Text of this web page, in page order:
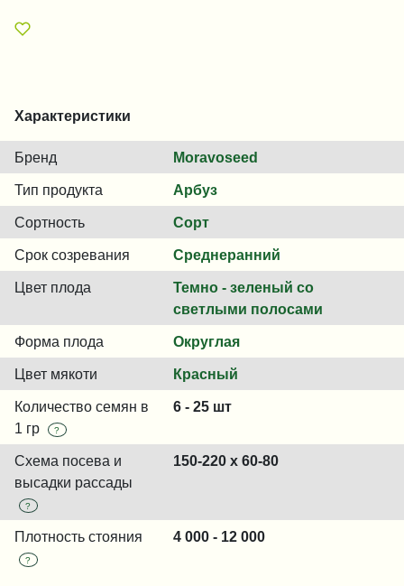
Характеристики
Бренд Moravoseed
Тип продукта Арбуз
Сортность Сорт
Срок созревания Среднеранний
Цвет плода
Темно - зеленый со
светлыми полосами
Форма плода Округлая
Цвет мякоти Красный
Количество семян в
1 гр
?
6 - 25 шт
Схема посева и
высадки рассады
?
150-220 x 60-80
Плотность стояния
?
4 000 - 12 000